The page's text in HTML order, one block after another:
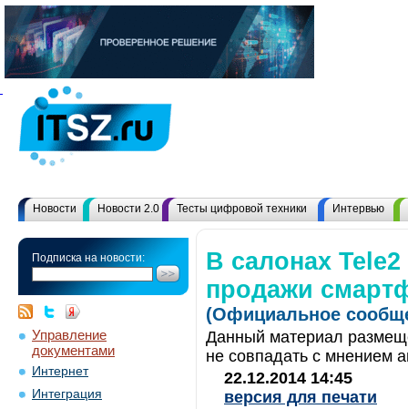
Новости Новости 2.0 Тесты цифровой техники Интервью
Подписка на новости:
Управление
документами
Интернет
Интеграция
В салонах
продажи
(Официальное
Данный материал
не совпадать с мнением
22.12.2014 14:45
версия для печати